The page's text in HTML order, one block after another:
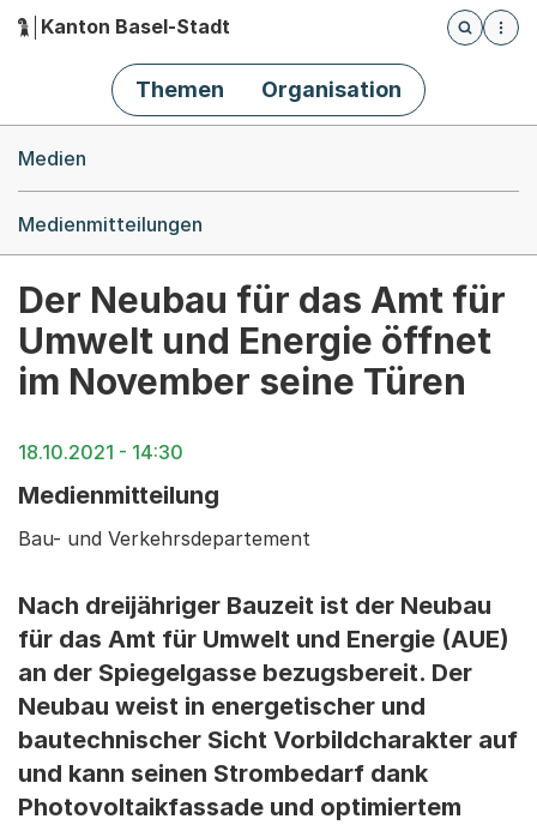
Hauptnavigation
Kanton Basel-Stadt
Öffnet
Themen Organisation
Medien
Medienmitteilungen
Der Neubau für das Amt für
Umwelt und Energie öffnet
im November seine Türen
18.10.2021 - 14:30
Medienmitteilung
Bau- und Verkehrsdepartement
Nach dreijähriger Bauzeit ist der Neubau
für das Amt für Umwelt und Energie (AUE)
an der Spiegelgasse bezugsbereit. Der
Neubau weist in energetischer und
bautechnischer Sicht Vorbildcharakter auf
und kann seinen Strombedarf dank
Photovoltaikfassade und optimiertem